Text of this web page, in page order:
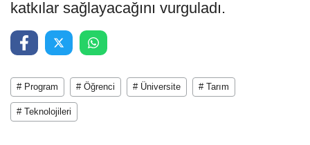
katkılar sağlayacağını vurguladı.
# Program # Öğrenci # Üniversite # Tarım
# Teknolojileri